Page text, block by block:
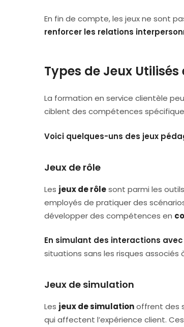
En fin de compte, les jeux ne sont
renforcer les relations
Types de Jeux
La formation en service clientèle
ciblent des compétences
Voici quelques-uns des jeux
Jeux de rôle
Les jeux de rôlesont parmi les
employés de pratiquer des
développer des compétences en
En simulant des interactions
situations sans les risques associés
Jeux de simulation
Les jeux de simulationoffrent des
qui affectent l’expérience client.